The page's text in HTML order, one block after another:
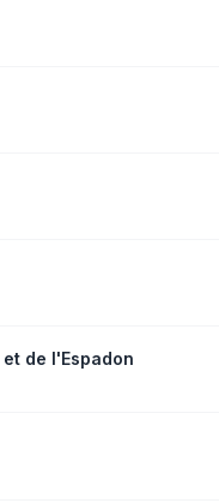
de l'Espadon